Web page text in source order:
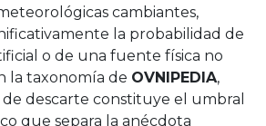
cambiantes,
la probabilidad de
o de una fuente física no
la taxonomía de OVNIPEDIA,
descarte constituye el umbral
que separa la anécdota